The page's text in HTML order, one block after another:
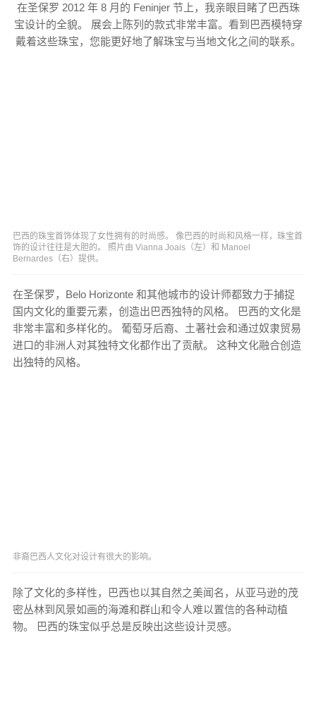
在圣保罗 2012 年 8 月的 Feninjer 节上，我亲眼目睹了巴西珠
宝设计的全貌。 展会上陈列的款式非常丰富。看到巴西模特穿
戴着这些珠宝，您能更好地了解珠宝与当地文化之间的联系。
巴西的珠宝首饰体现了女性拥有的时尚感。 像巴西的时尚和风格一样，珠宝首
饰的设计往往是大胆的。 照片由 Vianna Joais（左）和 Manoel
Bernardes（右）提供。
在圣保罗，Belo Horizonte 和其他城市的设计师都致力于捕捉
国内文化的重要元素，创造出巴西独特的风格。 巴西的文化是
非常丰富和多样化的。 葡萄牙后裔、土著社会和通过奴隶贸易
进口的非洲人对其独特文化都作出了贡献。 这种文化融合创造
出独特的风格。
非裔巴西人文化对设计有很大的影响。
除了文化的多样性，巴西也以其自然之美闻名，从亚马逊的茂
密丛林到风景如画的海滩和群山和令人难以置信的各种动植
物。 巴西的珠宝似乎总是反映出这些设计灵感。